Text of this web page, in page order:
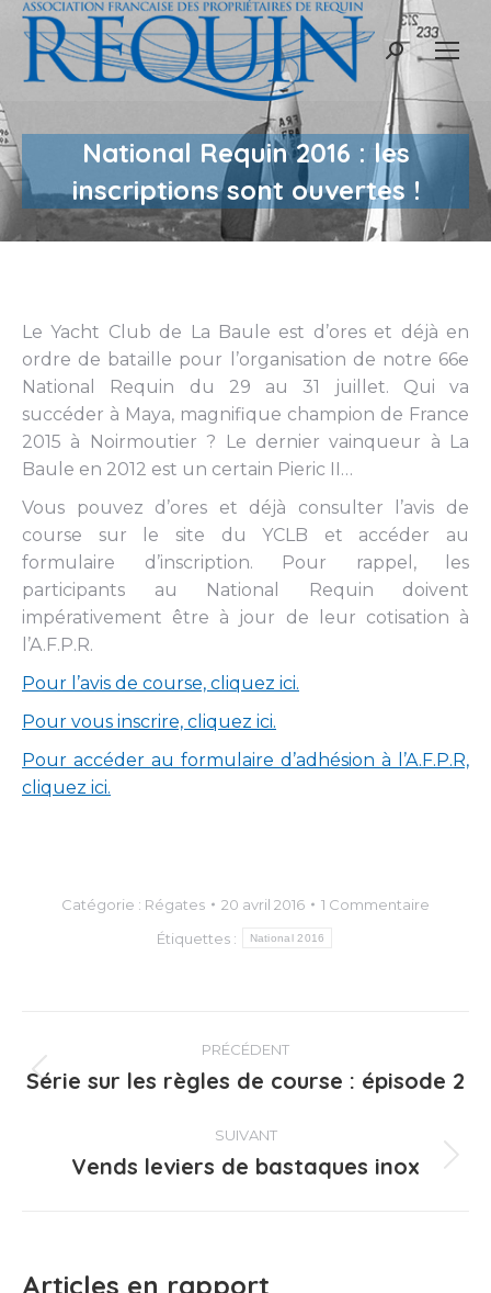
Recherche
National Requin 2016 : les
inscriptions sont ouvertes !
Le Yacht Club de La Baule est d’ores et déjà en
ordre de bataille pour l’organisation de notre 66e
National Requin du 29 au 31 juillet. Qui va
succéder à Maya, magnifique champion de France
2015 à Noirmoutier ? Le dernier vainqueur à La
Baule en 2012 est un certain Pieric II…
Vous pouvez d’ores et déjà consulter l’avis de
course sur le site du YCLB et accéder au
formulaire d’inscription. Pour rappel, les
participants au National Requin doivent
impérativement être à jour de leur cotisation à
l’A.F.P.R.
Pour l’avis de course, cliquez ici.
Pour vous inscrire, cliquez ici.
Pour accéder au formulaire d’adhésion à l’A.F.P.R,
cliquez ici.
Catégorie : Régates 20 avril 2016
1 Commentaire
Étiquettes :
National 2016
Navigation
article
PRÉCÉDENT
Article
:
Série sur les règles de course : épisode 2
SUIVANT
Article
Vends leviers de bastaques inox
Articles en rapport